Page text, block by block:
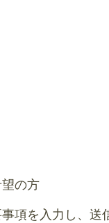
の方
項を入力し、送